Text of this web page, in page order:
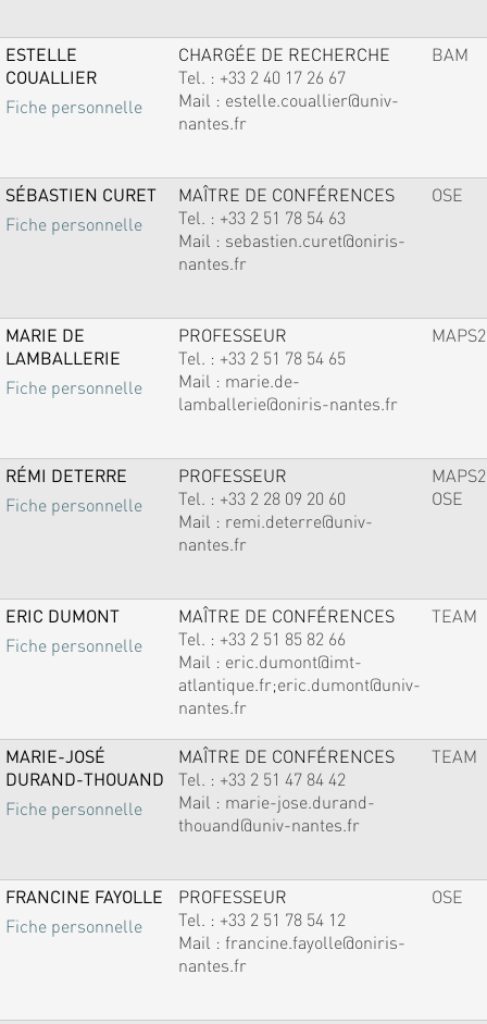
ESTELLE
COUALLIER
Fiche personnelle
CHARGÉE DE RECHERCHE
Tel. : +33 2 40 17 26 67
Mail : estelle.couallier@univ-
nantes.fr
BAM
SÉBASTIEN CURET
Fiche personnelle
MAÎTRE DE CONFÉRENCES
Tel. : +33 2 51 78 54 63
Mail : sebastien.curet@oniris-
nantes.fr
OSE
MARIE DE
LAMBALLERIE
Fiche personnelle
PROFESSEUR
Tel. : +33 2 51 78 54 65
Mail : marie.de-
lamballerie@oniris-nantes.fr
MAPS2
RÉMI DETERRE
Fiche personnelle
PROFESSEUR
Tel. : +33 2 28 09 20 60
Mail : remi.deterre@univ-
nantes.fr
MAPS2
OSE
ERIC DUMONT
Fiche personnelle
MAÎTRE DE CONFÉRENCES
Tel. : +33 2 51 85 82 66
Mail : eric.dumont@imt-
atlantique.fr;eric.dumont@univ-
nantes.fr
TEAM
MARIE-JOSÉ
DURAND-THOUAND
Fiche personnelle
MAÎTRE DE CONFÉRENCES
Tel. : +33 2 51 47 84 42
Mail : marie-jose.durand-
thouand@univ-nantes.fr
TEAM
FRANCINE FAYOLLE
Fiche personnelle
PROFESSEUR
Tel. : +33 2 51 78 54 12
Mail : francine.fayolle@oniris-
nantes.fr
OSE